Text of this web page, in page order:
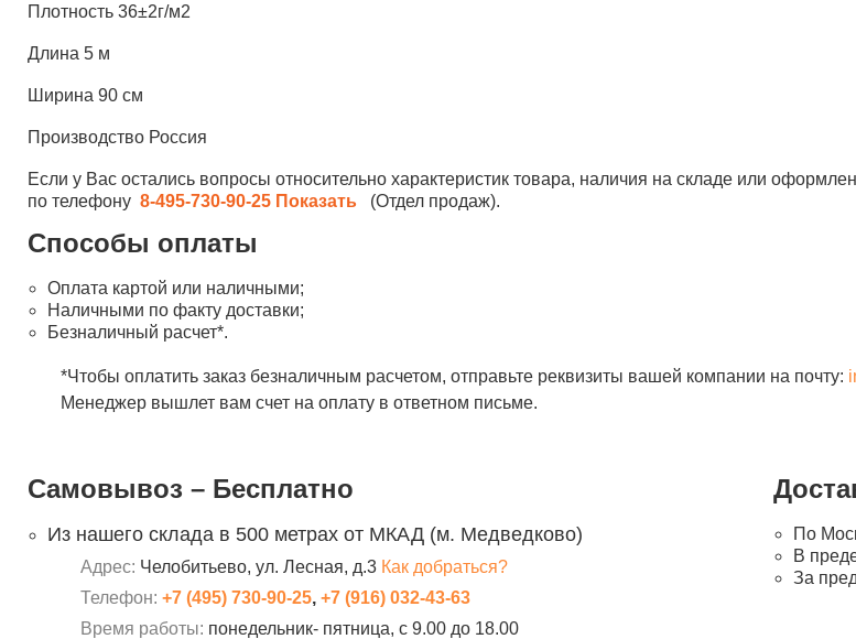
Плотность 36±2г/м2
Длина 5 м
Ширина 90 см
Производство Россия
Если у Вас остались вопросы относительно характеристик товара, наличия на складе или
по телефону 8-495-730-90-25 Показать (Отдел продаж).
Способы оплаты
Оплата картой или наличными;
Наличными по факту доставки;
Безналичный расчет*.
*Чтобы оплатить заказ безналичным расчетом, отправьте реквизиты вашей компании на почту:
Менеджер вышлет вам счет на оплату в ответном письме.
Самовывоз – Бесплатно
Из нашего склада в 500 метрах от МКАД (м. Медведково)
Адрес: Челобитьево, ул. Лесная, д.3 Как добраться?
Телефон: +7 (495) 730-90-25, +7 (916) 032-43-63
Время работы: понедельник- пятница, с 9.00 до 18.00
По
В
За